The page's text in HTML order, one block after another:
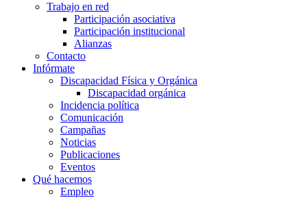
Trabajo en red
Participación asociativa
Participación institucional
Alianzas
Contacto
Infórmate
Discapacidad Física y Orgánica
Discapacidad orgánica
Incidencia política
Comunicación
Campañas
Noticias
Publicaciones
Eventos
Qué hacemos
Empleo